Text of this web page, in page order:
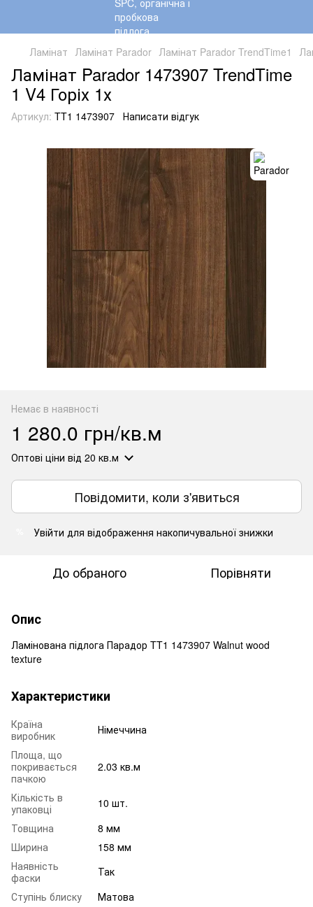
Ламінат Ламінат Parador Ламінат Parador TrendTime1
Ламінат Parador 1473907 TrendTime
1 V4 Горіх 1х
Артикул: TT1 1473907 Написати відгук
Немає в наявності
1 280.0 грн/кв.м
Оптові ціни від 20 кв.м
Повідомити, коли з'явиться
Увійти для відображення накопичувальної знижки
До обраного Порівняти
Опис
Ламінована підлога Парадор TT1 1473907 Walnut wood
texture
Характеристики
Країна
виробник
Німеччина
Площа, що
покривається
пачкою
2.03 кв.м
Кількість в
упаковці
10 шт.
Товщина
8 мм
Ширина
158 мм
Наявність
фаски
Так
Ступінь блиску
Матова